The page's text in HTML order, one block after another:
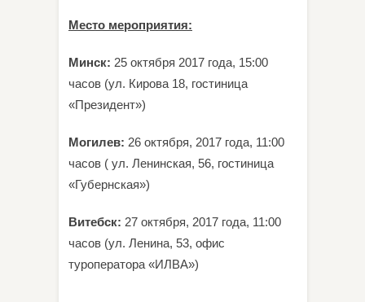
Место мероприятия:
Минск: 25 октября 2017 года, 15:00
часов (ул. Кирова 18, гостиница
«Президент»)
Могилев: 26 октября, 2017 года, 11:00
часов ( ул. Ленинская, 56, гостиница
«Губернская»)
Витебск: 27 октября, 2017 года, 11:00
часов (ул. Ленина, 53, офис
туроператора «ИЛВА»)